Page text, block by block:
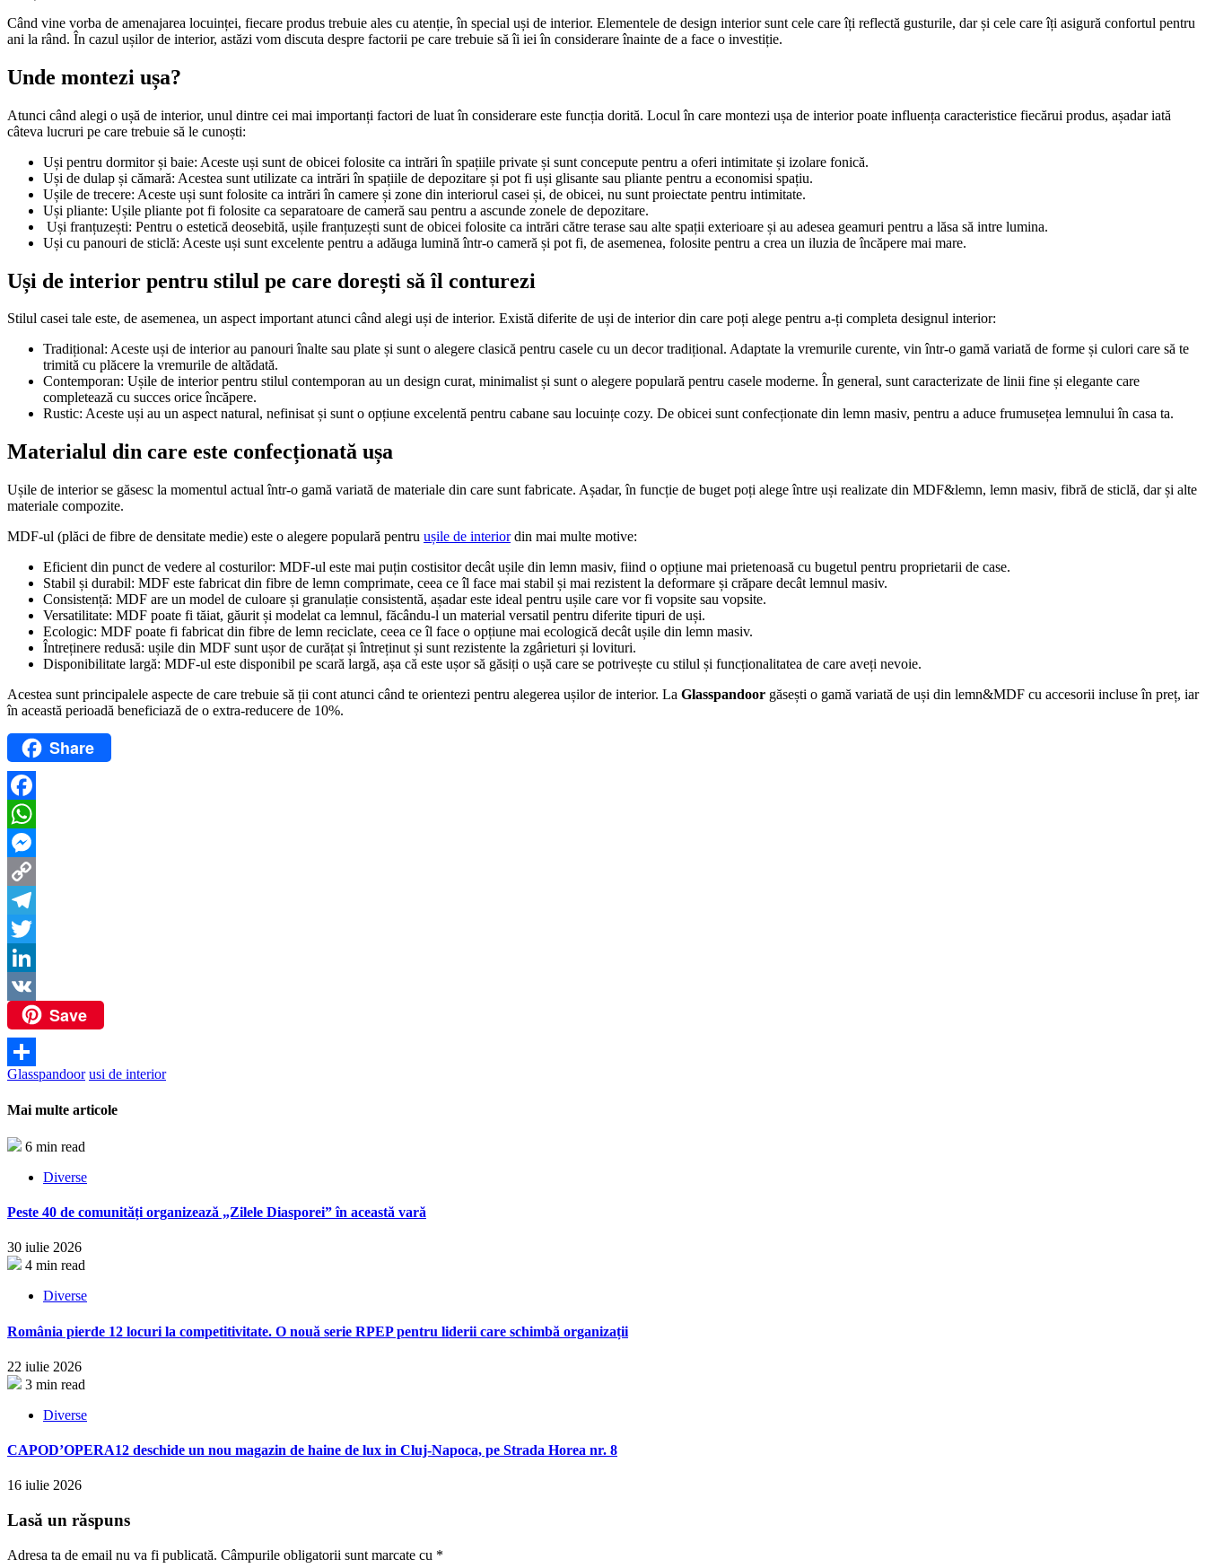
Când vine vorba de amenajarea locuinței, fiecare produs trebuie ales cu atenție, în special uși de interior. Elementele de design interior sunt cele care îți reflectă gusturile, dar și cele care îți asigură confortul pentru
ani la rând. În cazul ușilor de interior, astăzi vom discuta despre factorii pe care trebuie să îi iei în considerare înainte de a face o investiție.
Unde montezi ușa?
Atunci când alegi o ușă de interior, unul dintre cei mai importanți factori de luat în considerare este funcția dorită. Locul în care montezi ușa de interior poate influența caracteristice fiecărui produs, așadar iată
câteva lucruri pe care trebuie să le cunoști:
Uși pentru dormitor și baie: Aceste uși sunt de obicei folosite ca intrări în spațiile private și sunt concepute pentru a oferi intimitate și izolare fonică.
Uși de dulap și cămară: Acestea sunt utilizate ca intrări în spațiile de depozitare și pot fi uși glisante sau pliante pentru a economisi spațiu.
Ușile de trecere: Aceste uși sunt folosite ca intrări în camere și zone din interiorul casei și, de obicei, nu sunt proiectate pentru intimitate.
Uși pliante: Ușile pliante pot fi folosite ca separatoare de cameră sau pentru a ascunde zonele de depozitare.
Uși franțuzești: Pentru o estetică deosebită, ușile franțuzești sunt de obicei folosite ca intrări către terase sau alte spații exterioare și au adesea geamuri pentru a lăsa să intre lumina.
Uși cu panouri de sticlă: Aceste uși sunt excelente pentru a adăuga lumină într-o cameră și pot fi, de asemenea, folosite pentru a crea un iluzia de încăpere mai mare.
Uși de interior pentru stilul pe care dorești să îl conturezi
Stilul casei tale este, de asemenea, un aspect important atunci când alegi uși de interior. Există diferite de uși de interior din care poți alege pentru a-ți completa designul interior:
Tradițional: Aceste uși de interior au panouri înalte sau plate și sunt o alegere clasică pentru casele cu un decor tradițional. Adaptate la vremurile curente, vin într-o gamă variată de forme și culori care să te
trimită cu plăcere la vremurile de altădată.
Contemporan: Ușile de interior pentru stilul contemporan au un design curat, minimalist și sunt o alegere populară pentru casele moderne. În general, sunt caracterizate de linii fine și elegante care
completează cu succes orice încăpere.
Rustic: Aceste uși au un aspect natural, nefinisat și sunt o opțiune excelentă pentru cabane sau locuințe cozy. De obicei sunt confecționate din lemn masiv, pentru a aduce frumusețea lemnului în casa ta.
Materialul din care este confecționată ușa
Ușile de interior se găsesc la momentul actual într-o gamă variată de materiale din care sunt fabricate. Așadar, în funcție de buget poți alege între uși realizate din MDF&lemn, lemn masiv, fibră de sticlă, dar și alte
materiale compozite.
MDF-ul (plăci de fibre de densitate medie) este o alegere populară pentru ușile de interiordin mai multe motive:
Eficient din punct de vedere al costurilor: MDF-ul este mai puțin costisitor decât ușile din lemn masiv, fiind o opțiune mai prietenoasă cu bugetul pentru proprietarii de case.
Stabil și durabil: MDF este fabricat din fibre de lemn comprimate, ceea ce îl face mai stabil și mai rezistent la deformare și crăpare decât lemnul masiv.
Consistență: MDF are un model de culoare și granulație consistentă, așadar este ideal pentru ușile care vor fi vopsite sau vopsite.
Versatilitate: MDF poate fi tăiat, găurit și modelat ca lemnul, făcându-l un material versatil pentru diferite tipuri de uși.
Ecologic: MDF poate fi fabricat din fibre de lemn reciclate, ceea ce îl face o opțiune mai ecologică decât ușile din lemn masiv.
Întreținere redusă: ușile din MDF sunt ușor de curățat și întreținut și sunt rezistente la zgârieturi și lovituri.
Disponibilitate largă: MDF-ul este disponibil pe scară largă, așa că este ușor să găsiți o ușă care se potrivește cu stilul și funcționalitatea de care aveți nevoie.
Acestea sunt principalele aspecte de care trebuie să ții cont atunci când te orientezi pentru alegerea ușilor de interior. La Glasspandoor găsești o gamă variată de uși din lemn&MDF cu accesorii incluse în preț, iar
în această perioadă beneficiază de o extra-reducere de 10%.
Share
Facebook
WhatsApp
Messenger
Copy
Link
Telegram
Twitter
LinkedIn
VK
Save
Partajează
Glasspandoor usi de interior
Mai multe articole
6 min read
Diverse
Peste 40 de comunități organizează „Zilele Diasporei” în această vară
30 iulie 2026
4 min read
Diverse
România pierde 12 locuri la competitivitate. O nouă serie RPEP pentru liderii care schimbă organizații
22 iulie 2026
3 min read
Diverse
CAPOD’OPERA12 deschide un nou magazin de haine de lux in Cluj-Napoca, pe Strada Horea nr. 8
16 iulie 2026
Lasă un răspuns
Adresa ta de email nu va fi publicată. Câmpurile obligatorii sunt marcate cu *